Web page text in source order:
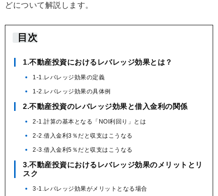
どについて解説します。
目次
1.不動産投資におけるレバレッジ効果とは？
1-1.レバレッジ効果の定義
1-2.レバレッジ効果の具体例
2.不動産投資のレバレッジ効果と借入金利の関係
2-1.計算の基本となる「NOI利回り」とは
2-2.借入金利3％だと収支はこうなる
2-3.借入金利5％だと収支はこうなる
3.不動産投資におけるレバレッジ効果のメリットとリ
スク
3-1.レバレッジ効果がメリットとなる場合